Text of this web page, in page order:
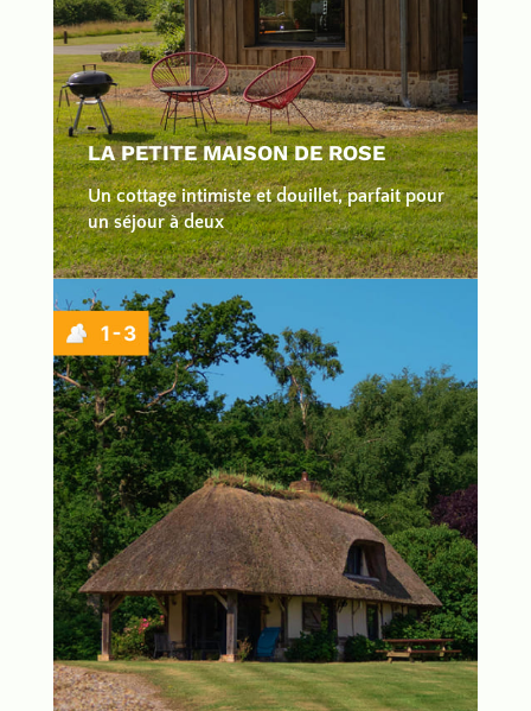
LA PETITE MAISON DE ROSE
Un cottage intimiste et douillet, parfait pour
un séjour à deux